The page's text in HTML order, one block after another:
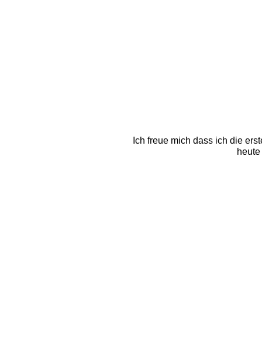
Ich freue mich dass ich die